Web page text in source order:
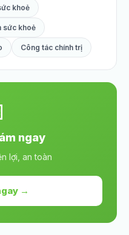
khoẻ
sức khoẻ
Công tác chính trị
ngay
lợi, an toàn
→